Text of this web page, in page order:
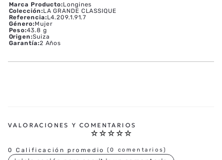
Marca Producto:Longines
Colección:LA GRANDE CLASSIQUE
Referencia:L4.209.1.91.7
Género:Mujer
Peso:43.8 g
Origen:Suiza
Garantía:2 Años
☆ ☆ ☆ ☆ ☆
0 Calificación promedio (0 comentarios)